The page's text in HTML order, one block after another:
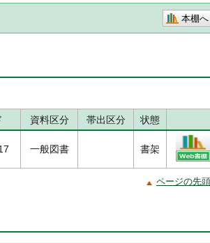
本棚へ
資料区分 帯出区分 状態
一般図書 書架
ページの先